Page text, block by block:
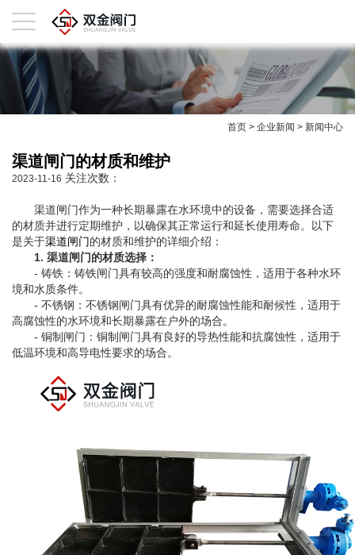
首页 > 企业新闻 > 新闻中心
渠道闸门的材质和维护
2023-11-16 关注次数：
渠道闸门作为一种长期暴露在水环境中的设备，需要选择合适
的材质并进行定期维护，以确保其正常运行和延长使用寿命。以下
是关于渠道闸门的材质和维护的详细介绍：
1. 渠道闸门的材质选择：
- 铸铁：铸铁闸门具有较高的强度和耐腐蚀性，适用于各种水环
境和水质条件。
- 不锈钢：不锈钢闸门具有优异的耐腐蚀性能和耐候性，适用于
高腐蚀性的水环境和长期暴露在户外的场合。
- 铜制闸门：铜制闸门具有良好的导热性能和抗腐蚀性，适用于
低温环境和高导电性要求的场合。